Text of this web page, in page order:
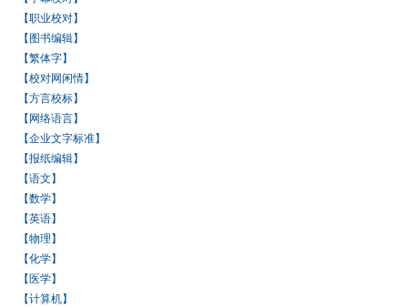
【职业校对】
【图书编辑】
【繁体字】
【校对网闲情】
【方言校标】
【网络语言】
【企业文字标准】
【报纸编辑】
【语文】
【数学】
【英语】
【物理】
【化学】
【医学】
【计算机】